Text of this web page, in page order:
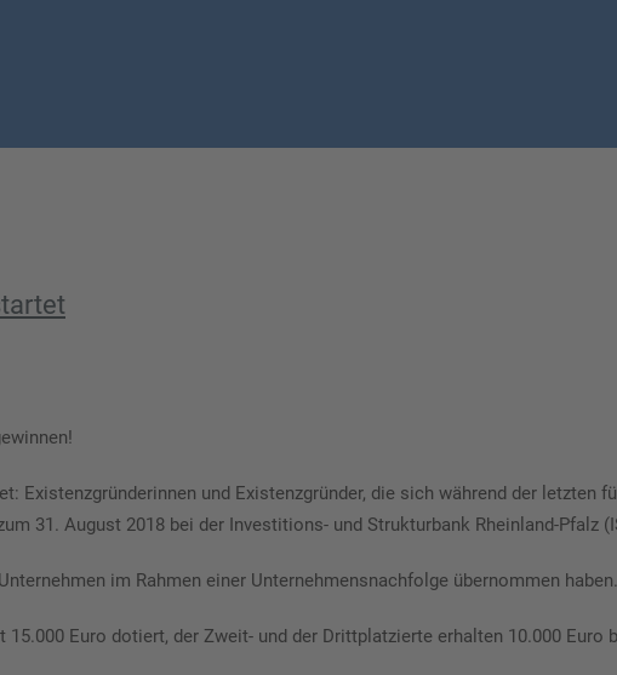
Existenzgründerinnen und Existenzgründer, die sich während der
31. August 2018 bei der Investitions- und Strukturbank Rheinland-Pfalz
im Rahmen einer Unternehmensnachfolge übernommen haben.
Euro dotiert, der Zweit- und der Drittplatzierte erhalten 10.000 Euro